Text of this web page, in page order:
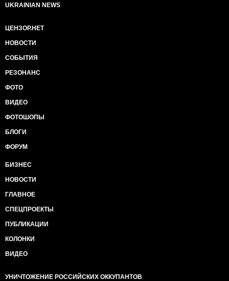
UKRAINIAN NEWS
ЦЕНЗОР.НЕТ
НОВОСТИ
СОБЫТИЯ
РЕЗОНАНС
ФОТО
ВИДЕО
ФОТОШОПЫ
БЛОГИ
ФОРУМ
БИЗНЕС
НОВОСТИ
ГЛАВНОЕ
СПЕЦПРОЕКТЫ
ПУБЛИКАЦИИ
КОЛОНКИ
ВИДЕО
УНИЧТОЖЕНИЕ РОССИЙСКИХ ОККУПАНТОВ